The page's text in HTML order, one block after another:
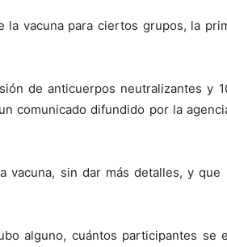
vacuna para ciertos grupos, la
de anticuerpos neutralizantes y
comunicado difundido por la
vacuna, sin dar más detalles, y
alguno, cuántos participantes